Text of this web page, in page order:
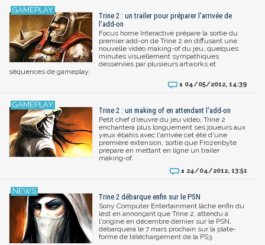
Trine 2 : un trailer pour préparer l'arrivée de
l'add-on
Focus home Interactive prépare la sortie du
premier add-on de Trine 2 en diffusant une
nouvelle vidéo making-of du jeu, quelques
minutes visuellement sympathiques
desservies par plusieurs artworks et
séquences de gameplay.
1 04/05/2012, 14:39
Trine 2 : un making of en attendant l'add-on
Petit chef d’œuvre du jeu vidéo, Trine 2
enchantera plus longuement ses joueurs aux
yeux ébahis avec l'arrivée cet été d'une
première extension, sortie que Frozenbyte
prépare en mettant en ligne un trailer
making-of.
1 24/04/2012, 13:51
Trine 2 débarque enfin sur le PSN
Sony Computer Entertainment lâche enfin du
lest en annonçant que Trine 2, attendu à
l'origine en décembre dernier sur le PSN,
débarquera le 7 mars prochain sur la plate-
forme de téléchargement de la PS3.